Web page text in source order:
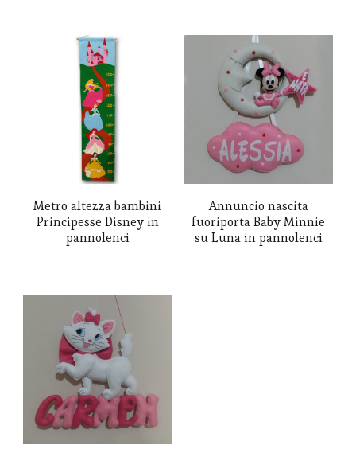
ha
più
varianti.
Le
opzioni
possono
essere
scelte
nella
Metro altezza bambini
Principesse Disney in
pannolenci
Annuncio nascita
fuoriporta Baby Minnie
su Luna in pannolenci